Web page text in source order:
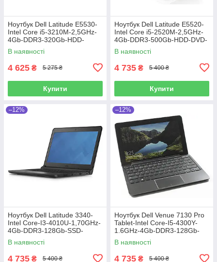
Ноутбук Dell Latitude E5530-
Intel Core i5-3210M-2,5GHz-
4Gb-DDR3-320Gb-HDD-
W15,6-FHD-Web-(B)-Б/В
В наявності
4 625 ₴ 5 275 ₴
Купити
Ноутбук Dell Latitude E5520-
Intel Core i5-2520M-2,5GHz-
4Gb-DDR3-500Gb-HDD-DVD-
R-W15,6-Web-(B)- Б/В
В наявності
4 735 ₴ 5 400 ₴
Купити
–12%
Ноутбук Dell Latitude 3340-
Intel Core-I3-4010U-1,70GHz-
4Gb-DDR3-128Gb-SSD-
W13.3-Web-(B)-Б/B
В наявності
4 735 ₴ 5 400 ₴
–12%
Ноутбук Dell Venue 7130 Pro
Tablet-Intel Core-I5-4300Y-
1.6GHz-4Gb-DDR3-128Gb-
SSD-W10.8-FHD-Web-IPS-
(B)-Б/B
В наявності
4 735 ₴ 5 400 ₴